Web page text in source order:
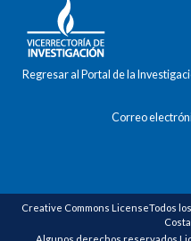
Regresar al Portal de la
Correo
Creative Commons LicenseTodos